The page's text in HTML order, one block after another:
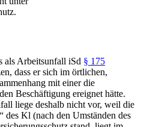
als Arbeitsunfall iSd § 175
dass er sich im örtlichen,
mit einer die
Beschäftigung ereignet hätte.
liege deshalb nicht vor, weil die
des Kl (nach den Umständen des